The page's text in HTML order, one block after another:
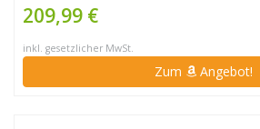
209,99 €
inkl. gesetzlicher MwSt.
Zum Angebot!